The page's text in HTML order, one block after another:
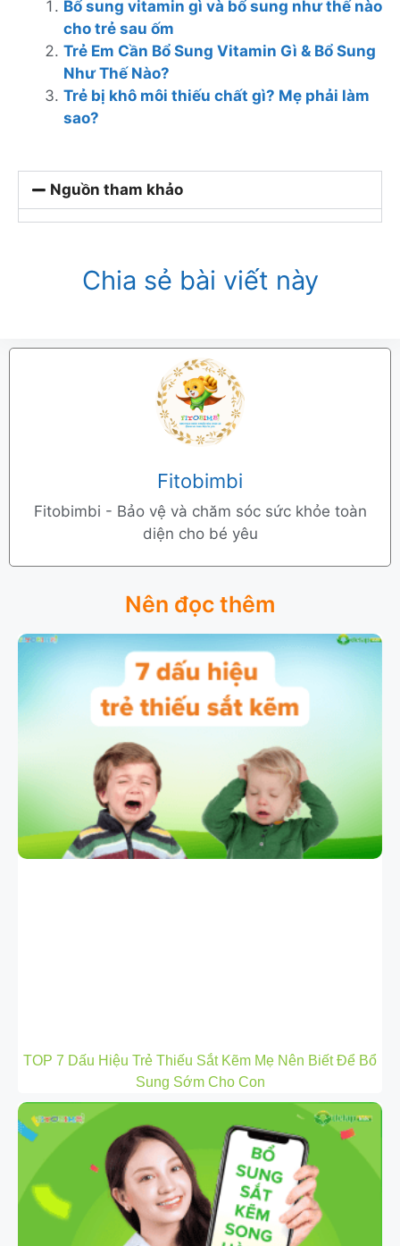
Bổ sung vitamin gì và bổ sung như thế nào
cho trẻ sau ốm
Trẻ Em Cần Bổ Sung Vitamin Gì & Bổ Sung
Như Thế Nào?
Trẻ bị khô môi thiếu chất gì? Mẹ phải làm
sao?
Nguồn tham khảo
Chia sẻ bài viết này
Fitobimbi
Fitobimbi - Bảo vệ và chăm sóc sức khỏe toàn
diện cho bé yêu
Nên đọc thêm
TOP 7 Dấu Hiệu Trẻ Thiếu Sắt Kẽm Mẹ Nên Biết Để Bổ
Sung Sớm Cho Con